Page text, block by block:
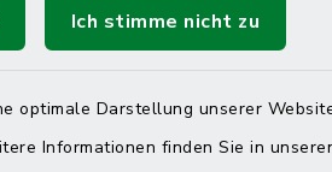
Ich stimme nicht zu
optimale Darstellung unserer
Informationen finden Sie in
Uhr – 12:00 Uhr
Uhr – 16:00 Uhr
Uhr – 12:00 Uhr